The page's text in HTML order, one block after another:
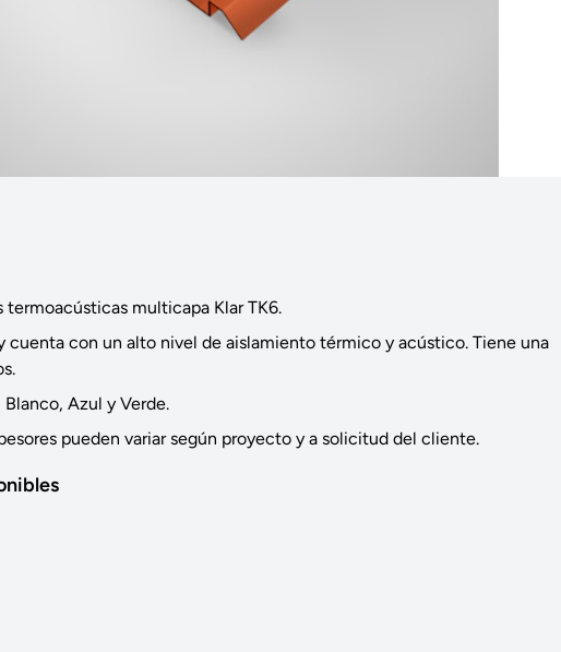
termoacústicas multicapa Klar TK6.
cuenta con un alto nivel de aislamiento térmico y acústico. Tiene una
Azul y Verde.
pueden variar según proyecto y a solicitud del cliente.